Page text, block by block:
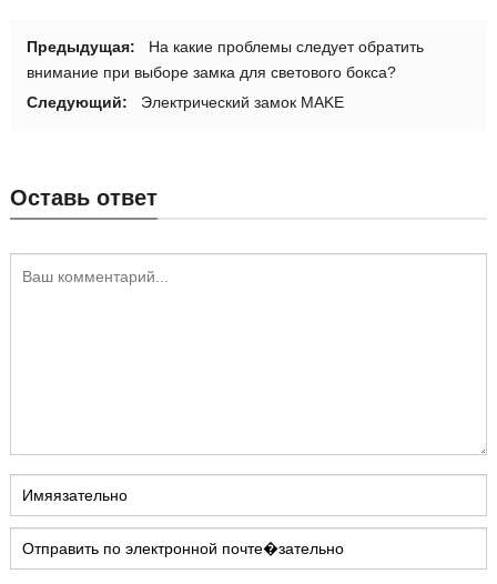
Предыдущая:
На какие проблемы следует обратить
внимание при выборе замка для светового бокса?
Следующий:
Электрический замок MAKE
Оставь ответ